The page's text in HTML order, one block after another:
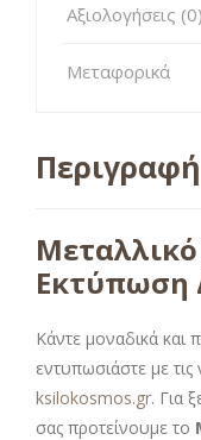
Αξιολογήσεις (0)
Μεταφορικά
Περιγραφή
Εκτύπωση
Κάντε μοναδικά
εντυπωσιάστε με
ksilokosmos.gr. Για
σας προτείνουμε το